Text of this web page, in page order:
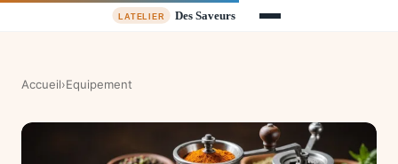
Accueil›Equipement